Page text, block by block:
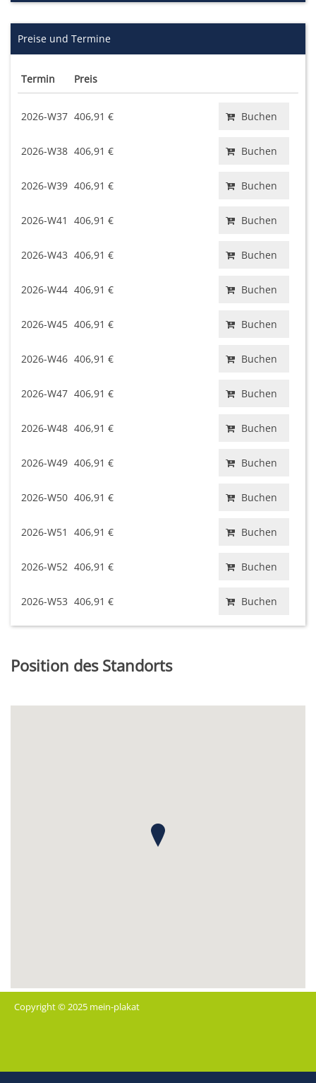
Preise und Termine
Termin Preis
2026-W37 406,91 € Buchen
2026-W38 406,91 € Buchen
2026-W39 406,91 € Buchen
2026-W41 406,91 € Buchen
2026-W43 406,91 € Buchen
2026-W44 406,91 € Buchen
2026-W45 406,91 € Buchen
2026-W46 406,91 € Buchen
2026-W47 406,91 € Buchen
2026-W48 406,91 € Buchen
2026-W49 406,91 € Buchen
2026-W50 406,91 € Buchen
2026-W51 406,91 € Buchen
2026-W52 406,91 € Buchen
2026-W53 406,91 € Buchen
Position des Standorts
Copyright © 2025 mein-plakat